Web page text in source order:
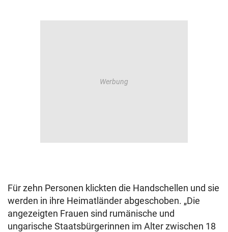
Für zehn Personen klickten die Handschellen und sie
werden in ihre Heimatländer abgeschoben. „Die
angezeigten Frauen sind rumänische und
ungarische Staatsbürgerinnen im Alter zwischen 18